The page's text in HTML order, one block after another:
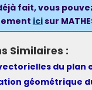
fait, vous
icisur
Similaires :
du plan
géométrique